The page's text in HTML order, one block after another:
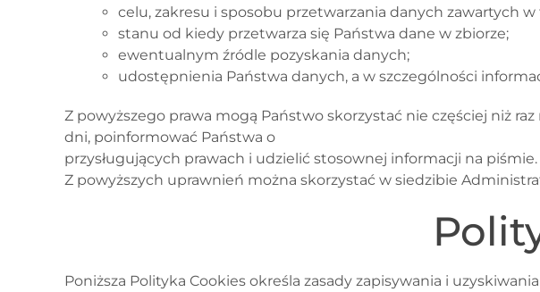
celu, zakresu i sposobu przetwarzania danych zawartych
stanu od kiedy przetwarza się Państwa dane w zbiorze;
ewentualnym źródle pozyskania danych;
udostępnienia Państwa danych, a w szczególności
Z powyższego prawa mogą Państwo skorzystać nie częściej niż
dni, poinformować Państwa o
przysługujących prawach i udzielić stosownej informacji na piśmie.
Z powyższych uprawnień można skorzystać w siedzibie
Poniższa Polityka Cookies określa zasady zapisywania i